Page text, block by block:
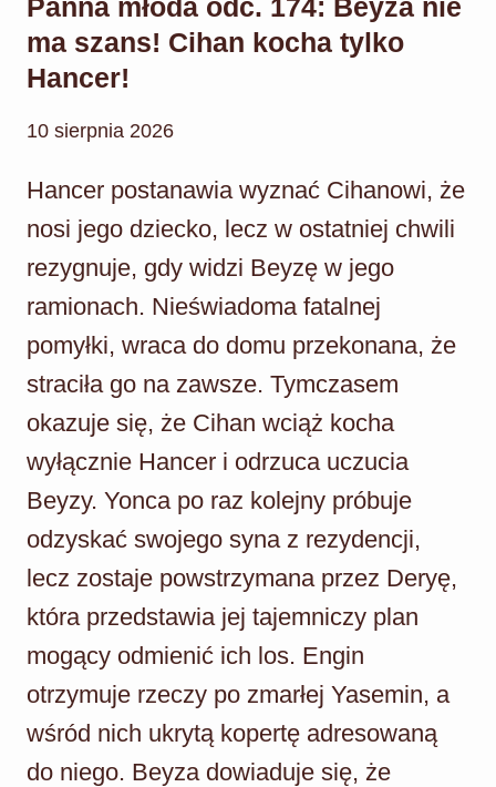
Panna młoda odc. 174: Beyza nie
ma szans! Cihan kocha tylko
Hancer!
10 sierpnia 2026
Hancer postanawia wyznać Cihanowi, że
nosi jego dziecko, lecz w ostatniej chwili
rezygnuje, gdy widzi Beyzę w jego
ramionach. Nieświadoma fatalnej
pomyłki, wraca do domu przekonana, że
straciła go na zawsze. Tymczasem
okazuje się, że Cihan wciąż kocha
wyłącznie Hancer i odrzuca uczucia
Beyzy. Yonca po raz kolejny próbuje
odzyskać swojego syna z rezydencji,
lecz zostaje powstrzymana przez Deryę,
która przedstawia jej tajemniczy plan
mogący odmienić ich los. Engin
otrzymuje rzeczy po zmarłej Yasemin, a
wśród nich ukrytą kopertę adresowaną
do niego. Beyza dowiaduje się, że